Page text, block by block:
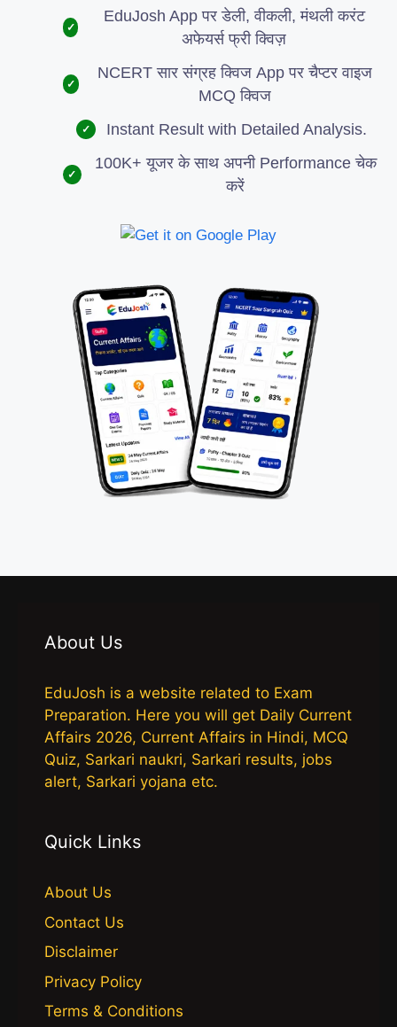
✓
EduJosh App पर डेली, वीकली, मंथली करंट
अफेयर्स फ्री क्विज़
✓
NCERT सार संग्रह क्विज App पर चैप्टर वाइज
MCQ क्विज
✓ Instant Result with Detailed Analysis.
✓
100K+ यूजर के साथ अपनी Performance चेक
करें
About Us
EduJosh is a website related to Exam
Preparation. Here you will get Daily Current
Affairs 2026, Current Affairs in Hindi, MCQ
Quiz, Sarkari naukri, Sarkari results, jobs
alert, Sarkari yojana etc.
Quick Links
About Us
Contact Us
Disclaimer
Privacy Policy
Terms & Conditions